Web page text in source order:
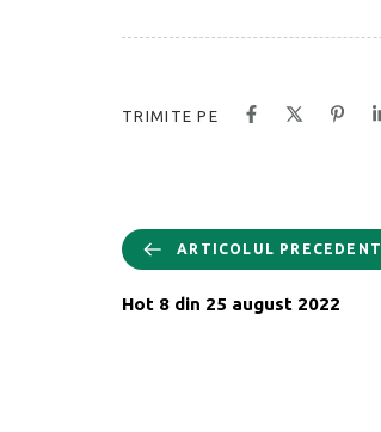
TRIMITE PE
ARTICOLUL PRECEDENT
Hot 8 din 25 august 2022